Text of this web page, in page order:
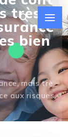
très p
bien
mais trè
aux risques